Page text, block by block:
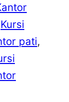
Kursi
pati